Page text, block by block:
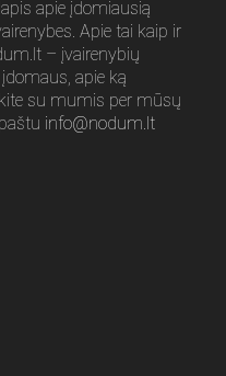
apie įdomiausią
Apie tai kaip ir
– įvairenybių
apie ką
su mumis per mūsų
info@nodum.lt